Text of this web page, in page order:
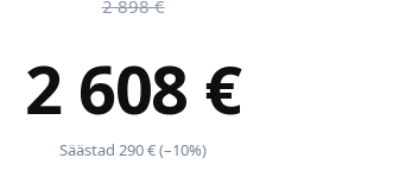
2 898 €
2 608 €
Säästad 290 € (–10%)